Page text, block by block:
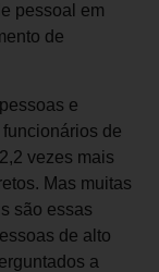
pessoal em
de
e
de
vezes mais
Mas muitas
são essas
de alto
a